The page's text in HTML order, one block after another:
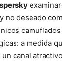
no deseado
a medida
canal